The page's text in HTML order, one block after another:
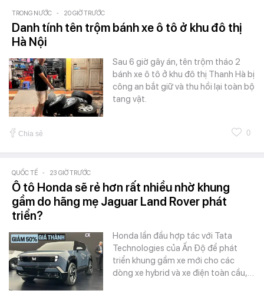
TRONG NƯỚC - 20 GIỜ TRƯỚC
Danh tính tên trộm bánh xe ô tô ở khu đô thị
Hà Nội
Sau 6 giờ gây án, tên trộm tháo 2
bánh xe ô tô ở khu đô thị Thanh Hà bị
công an bắt giữ và thu hồi lại toàn bộ
tang vật.
Chia sẻ 0
QUỐC TẾ - 23 GIỜ TRƯỚC
Ô tô Honda sẽ rẻ hơn rất nhiều nhờ khung
gầm do hãng mẹ Jaguar Land Rover phát
triển?
Honda lần đầu hợp tác với Tata
Technologies của Ấn Độ để phát
triển khung gầm xe mới cho các
dòng xe hybrid và xe điện toàn cầu,…